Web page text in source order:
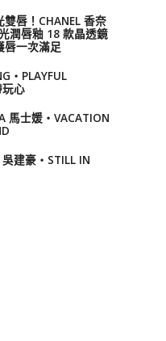
唇！CHANEL 香奈
潤唇釉 18 款晶透鏡
唇一次滿足
・PLAYFUL
玩心
馬士媛・VACATION
建豪・STILL IN